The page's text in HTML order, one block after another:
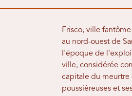
Frisco, ville
au nord-ouest de
l'époque de
ville, considérée
capitale du meurtre
poussiéreuses et